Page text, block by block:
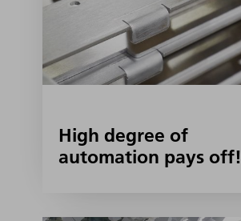
High degree of
automation pays off!